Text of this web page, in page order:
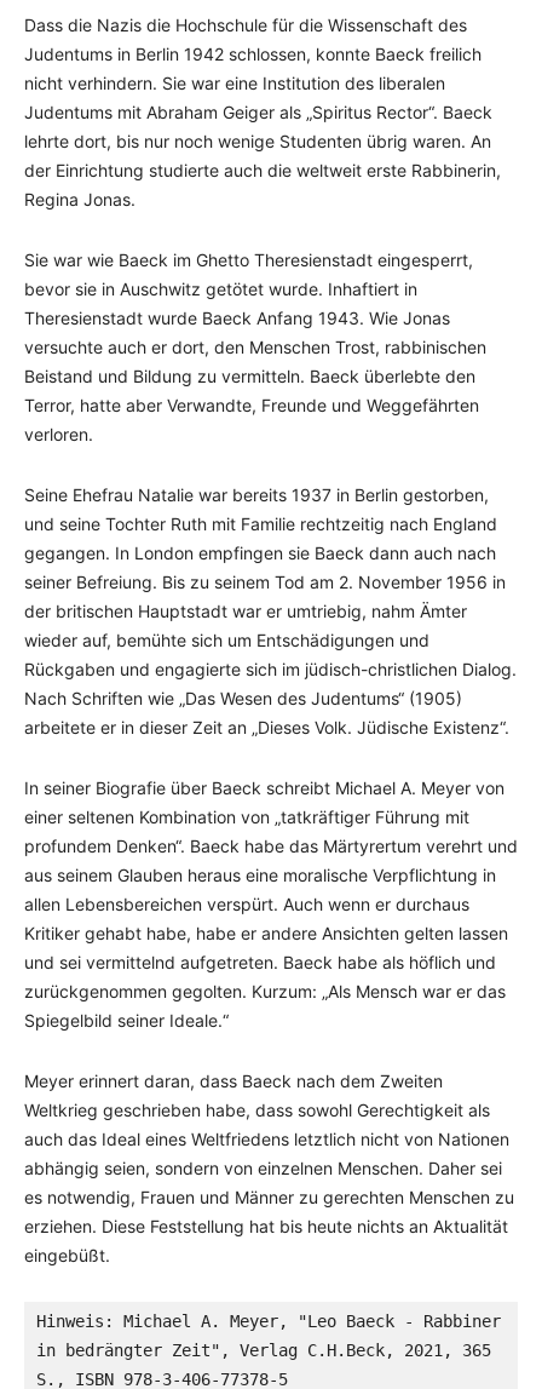
Dass die Nazis die Hochschule für die Wissenschaft des
Judentums in Berlin 1942 schlossen, konnte Baeck freilich
nicht verhindern. Sie war eine Institution des liberalen
Judentums mit Abraham Geiger als „Spiritus Rector“. Baeck
lehrte dort, bis nur noch wenige Studenten übrig waren. An
der Einrichtung studierte auch die weltweit erste Rabbinerin,
Regina Jonas.
Sie war wie Baeck im Ghetto Theresienstadt eingesperrt,
bevor sie in Auschwitz getötet wurde. Inhaftiert in
Theresienstadt wurde Baeck Anfang 1943. Wie Jonas
versuchte auch er dort, den Menschen Trost, rabbinischen
Beistand und Bildung zu vermitteln. Baeck überlebte den
Terror, hatte aber Verwandte, Freunde und Weggefährten
verloren.
Seine Ehefrau Natalie war bereits 1937 in Berlin gestorben,
und seine Tochter Ruth mit Familie rechtzeitig nach England
gegangen. In London empfingen sie Baeck dann auch nach
seiner Befreiung. Bis zu seinem Tod am 2. November 1956 in
der britischen Hauptstadt war er umtriebig, nahm Ämter
wieder auf, bemühte sich um Entschädigungen und
Rückgaben und engagierte sich im jüdisch-christlichen Dialog.
Nach Schriften wie „Das Wesen des Judentums“ (1905)
arbeitete er in dieser Zeit an „Dieses Volk. Jüdische Existenz“.
In seiner Biografie über Baeck schreibt Michael A. Meyer von
einer seltenen Kombination von „tatkräftiger Führung mit
profundem Denken“. Baeck habe das Märtyrertum verehrt und
aus seinem Glauben heraus eine moralische Verpflichtung in
allen Lebensbereichen verspürt. Auch wenn er durchaus
Kritiker gehabt habe, habe er andere Ansichten gelten lassen
und sei vermittelnd aufgetreten. Baeck habe als höflich und
zurückgenommen gegolten. Kurzum: „Als Mensch war er das
Spiegelbild seiner Ideale.“
Meyer erinnert daran, dass Baeck nach dem Zweiten
Weltkrieg geschrieben habe, dass sowohl Gerechtigkeit als
auch das Ideal eines Weltfriedens letztlich nicht von Nationen
abhängig seien, sondern von einzelnen Menschen. Daher sei
es notwendig, Frauen und Männer zu gerechten Menschen zu
erziehen. Diese Feststellung hat bis heute nichts an Aktualität
eingebüßt.
Hinweis: Michael A. Meyer, "Leo Baeck - Rabbiner
in bedrängter Zeit", Verlag C.H.Beck, 2021, 365
S., ISBN 978-3-406-77378-5